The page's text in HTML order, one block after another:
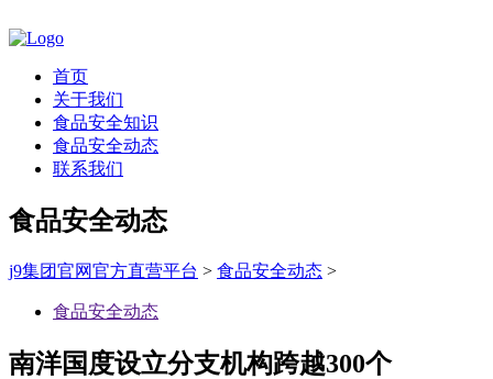
首页
关于我们
食品安全知识
食品安全动态
联系我们
食品安全动态
j9集团官网官方直营平台 > 食品安全动态 >
食品安全动态
南洋国度设立分支机构跨越300个